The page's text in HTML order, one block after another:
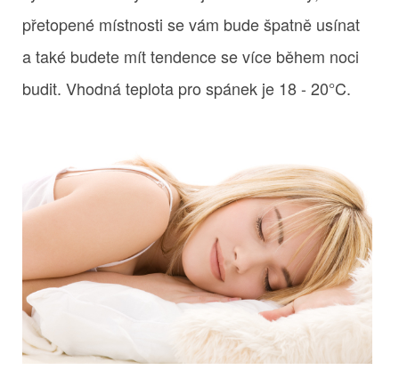
přetopené místnosti se vám bude špatně usínat
a také budete mít tendence se více během noci
budit. Vhodná teplota pro spánek je 18 - 20°C.